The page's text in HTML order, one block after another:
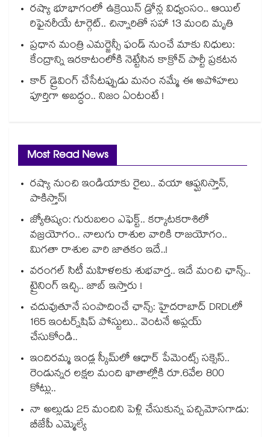
రష్యా భూభాగంలో ఉక్రెయిన్ డ్రోన్ల విధ్వంసం.. ఆయిల్
రిఫైనరీయే టార్గెట్.. చిన్నారితో సహా 13 మంది మృతి
ప్రధాన మంత్రి ఎమర్జెన్సీ ఫండ్ నుంచే మాకు నిధులు:
కేంద్రాన్ని ఇరకాటంలోకి నెట్టేసిన కాక్రోచ్ పార్టీ ప్రకటన
కార్ డ్రైవింగ్ చేసేటప్పుడు మనం నమ్మే ఈ అపోహలు
పూర్తిగా అబద్ధం.. నిజం ఏంటంటే !
Most Read News
రష్యా నుంచి ఇండియాకు రైలు.. వయా ఆఫ్ఘనిస్తాన్,
పాకిస్తాన్!
జ్యోతిష్యం: గురుబలం ఎఫెక్ట్.. కర్కాటకరాశిలో
వజ్రయోగం.. నాలుగు రాశుల వారికి రాజయోగం..
మిగతా రాశుల వారి జాతకం ఇదే..!
వరంగల్ సిటీ మహిళలకు శుభవార్త.. ఇదే మంచి ఛాన్స్..
ట్రైనింగ్ ఇచ్చి.. జాబ్ ఇస్తారు !
చదువుతూనే సంపాదించే ఛాన్స్: హైదరాబాద్ DRDLలో
165 ఇంటర్న్‌షిప్ పోస్టులు.. వెంటనే అప్లయ్
చేసుకోండి..
ఇందిరమ్మ ఇండ్ల స్కీమ్‌‌‌‌‌‌‌‌లో ఆధార్ పేమెంట్స్ సక్సెస్..
రెండున్నర లక్షల మంది ఖాతాల్లోకి రూ.6వేల 800
కోట్లు..
నా అల్లుడు 25 మందిని పెళ్లి చేసుకున్న పచ్చిమోసగాడు:
బీజేపీ ఎమ్మెల్యే